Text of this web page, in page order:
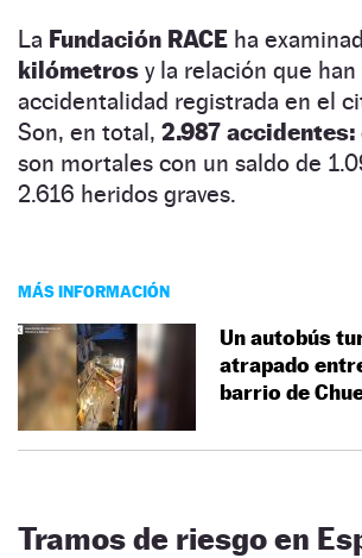
La Fundación RACE ha
kilómetros y la relación que
accidentalidad registrada en el
Son, en total, 2.987 accidentes:
son mortales con un saldo de
2.616 heridos graves.
MÁS INFORMACIÓN
Un autobús
atrapado
barrio de
Tramos de riesgo en